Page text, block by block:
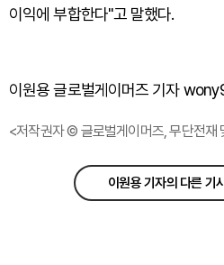
이익에 부합한다"고 말했다.
이원용 글로벌게이머즈 기자
<저작권자 © 글로벌게이머즈, 무단전재
이원용 기자의 다른 기